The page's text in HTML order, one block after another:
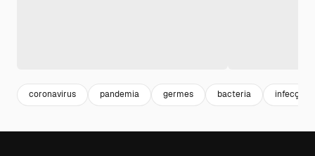
coronavirus pandemia germes bacteria infecção